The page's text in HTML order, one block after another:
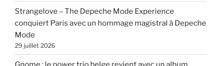
Strangelove – The Depeche Mode Experience
conquiert Paris avec un hommage magistral à Depeche
Mode
29 juillet 2026